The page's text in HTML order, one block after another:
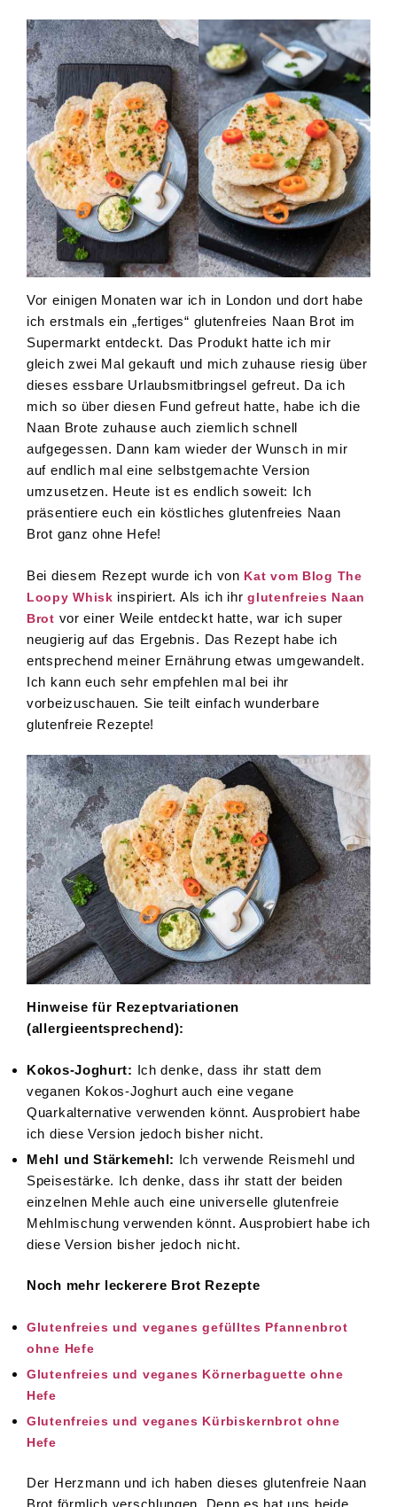
Vor einigen Monaten war ich in London und dort habe
ich erstmals ein „fertiges“ glutenfreies Naan Brot im
Supermarkt entdeckt. Das Produkt hatte ich mir
gleich zwei Mal gekauft und mich zuhause riesig über
dieses essbare Urlaubsmitbringsel gefreut. Da ich
mich so über diesen Fund gefreut hatte, habe ich die
Naan Brote zuhause auch ziemlich schnell
aufgegessen. Dann kam wieder der Wunsch in mir
auf endlich mal eine selbstgemachte Version
umzusetzen. Heute ist es endlich soweit: Ich
präsentiere euch ein köstliches glutenfreies Naan
Brot ganz ohne Hefe!
Bei diesem Rezept wurde ich von Kat vom Blog The
Loopy Whisk inspiriert. Als ich ihrglutenfreies Naan
Brot vor einer Weile entdeckt hatte, war ich super
neugierig auf das Ergebnis. Das Rezept habe ich
entsprechend meiner Ernährung etwas umgewandelt.
Ich kann euch sehr empfehlen mal bei ihr
vorbeizuschauen. Sie teilt einfach wunderbare
glutenfreie Rezepte!
Hinweise für Rezeptvariationen
(allergieentsprechend):
Kokos-Joghurt: Ich denke, dass ihr statt dem
veganen Kokos-Joghurt auch eine vegane
Quarkalternative verwenden könnt. Ausprobiert habe
ich diese Version jedoch bisher nicht.
Mehl und Stärkemehl: Ich verwende Reismehl und
Speisestärke. Ich denke, dass ihr statt der beiden
einzelnen Mehle auch eine universelle glutenfreie
Mehlmischung verwenden könnt. Ausprobiert habe ich
diese Version bisher jedoch nicht.
Noch mehr leckerere Brot Rezepte
Glutenfreies und veganes gefülltes Pfannenbrot
ohne Hefe
Glutenfreies und veganes Körnerbaguette ohne
Hefe
Glutenfreies und veganes Kürbiskernbrot ohne
Hefe
Der Herzmann und ich haben dieses glutenfreie Naan
Brot förmlich verschlungen. Denn es hat uns beide